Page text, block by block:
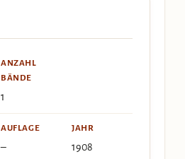
ANZAHL
BÄNDE
1
AUFLAGE
–
JAHR
1908